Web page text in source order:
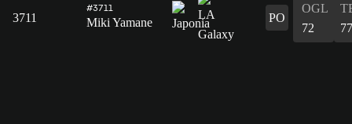
3711
#3711
Miki Yamane PO
OGL
72
77